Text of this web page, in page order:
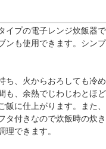
イプの電子レンジ炊飯器で
ンも使用できます。シンプ
ち、火からおろしても冷め
も、余熱でじわじわとほど
に仕上がります。また、
タ付きなので炊飯時の炊き
理できます。